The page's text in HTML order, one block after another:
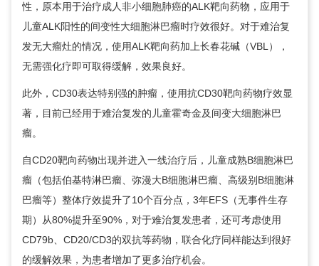
性，原本用于治疗成人非小细胞肺癌的ALK靶向药物，应用于
儿童ALK阳性的间变性大细胞淋巴瘤时疗效很好。对于难治复
发无大瘤灶的情况，使用ALK靶向药加上长春花碱（VBL），
无需强化疗即可取得缓解，效果良好。
此外，CD30表达特别强的肿瘤，使用抗CD30靶向药物疗效显
著，目前已经用于难治复发的儿童霍奇金及间变大细胞淋巴
瘤。
自CD20靶向药物出现并进入一线治疗后，儿童成熟B细胞淋巴
瘤（包括伯基特淋巴瘤、弥漫大B细胞淋巴瘤、高级别B细胞淋
巴瘤等）整体疗效提升了10个百分点，3年EFS（无事件生存
期）从80%提升至90%，对于难治复发患者，还可考虑使用
CD79b、CD20/CD3的双抗等药物，联合化疗同样能达到很好
的缓解效果，为患者增加了更多治疗机会。